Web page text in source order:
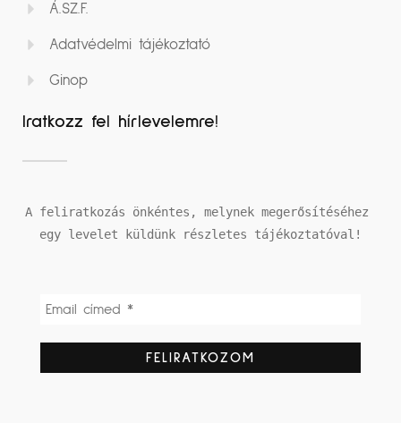
Á.SZ.F.
Adatvédelmi tájékoztató
Ginop
Iratkozz fel hírlevelemre!
A feliratkozás önkéntes, melynek megerősítéséhez
egy levelet küldünk részletes tájékoztatóval!